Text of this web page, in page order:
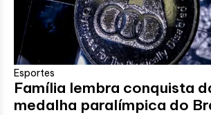
Esportes
Família lembra conquista
medalha paralímpica do